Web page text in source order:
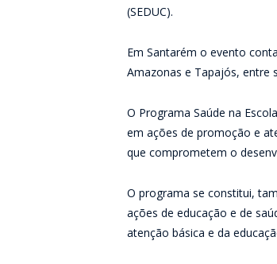
(SEDUC).
Em Santarém o evento
Amazonas e Tapajós, entre
O Programa Saúde na
em ações de promoção e
que comprometem o
O programa se constitui,
ações de educação e de
atenção básica e da